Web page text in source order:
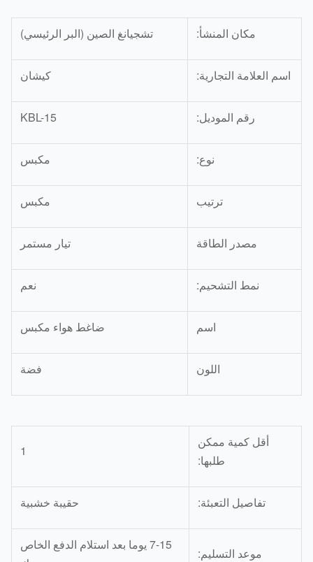
مكان المنشأ: تشجيانغ الصين (البر الرئيسي)
اسم العلامة التجارية: كيشان
رقم الموديل: KBL-15
مكبس
ترتيب مكبس
مصدر الطاقة تيار مستمر
نمط التشحيم:
ضاغط هواء مكبس
اللون
أقل كمية ممكن
طلبها:
تفاصيل التعبئة: حقيبة خشبية
موعد التسليم:
7-15 يوما بعد استلام الدفع الخاص